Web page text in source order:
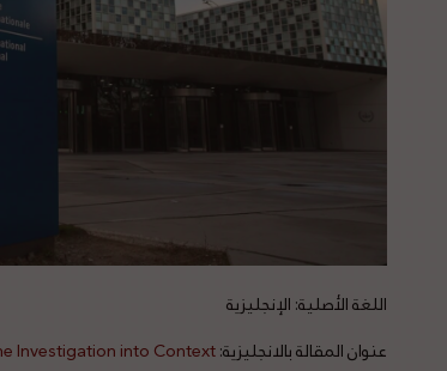
اللغة الأصلية: الإنجليزية
عنوان المقالة بالانجليزية:Investigation into Context